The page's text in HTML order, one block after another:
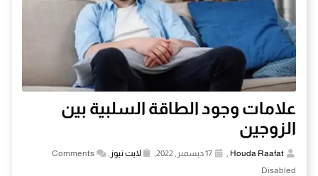
علامات وجود الطاقة السلبية بين
الزوجين
Houda Raafat لايت نيوز
Comments
Disabled